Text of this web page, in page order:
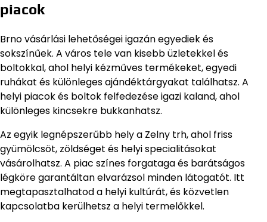
piacok
Brno vásárlási lehetőségei igazán egyediek és
sokszínűek. A város tele van kisebb üzletekkel és
boltokkal, ahol helyi kézműves termékeket, egyedi
ruhákat és különleges ajándéktárgyakat találhatsz. A
helyi piacok és boltok felfedezése igazi kaland, ahol
különleges kincsekre bukkanhatsz.
Az egyik legnépszerűbb hely a Zelny trh, ahol friss
gyümölcsöt, zöldséget és helyi specialitásokat
vásárolhatsz. A piac színes forgataga és barátságos
légköre garantáltan elvarázsol minden látogatót. Itt
megtapasztalhatod a helyi kultúrát, és közvetlen
kapcsolatba kerülhetsz a helyi termelőkkel.